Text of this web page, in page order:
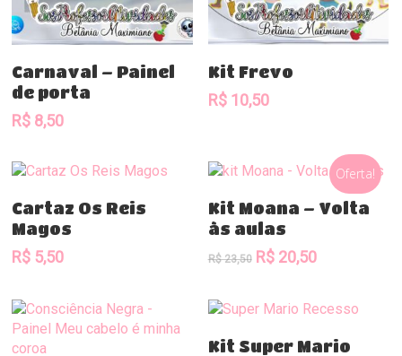
Comprar
Carnaval – Painel
de porta
R$ 8,50
Kit Frevo
R$10,50
Comprar
Cartaz Os Reis
Magos
R$ 5,50
Oferta!
Comprar
Kit Moana – Volta
às aulas
R$23,50 O
era:
R$20,50O
é:
R$ 20,50.
Comprar
Kit Super Mario